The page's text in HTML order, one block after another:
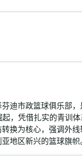
迪市政篮球俱乐部
，凭借扎实的青训
换为核心，强调外
地区新兴的篮球旗帜